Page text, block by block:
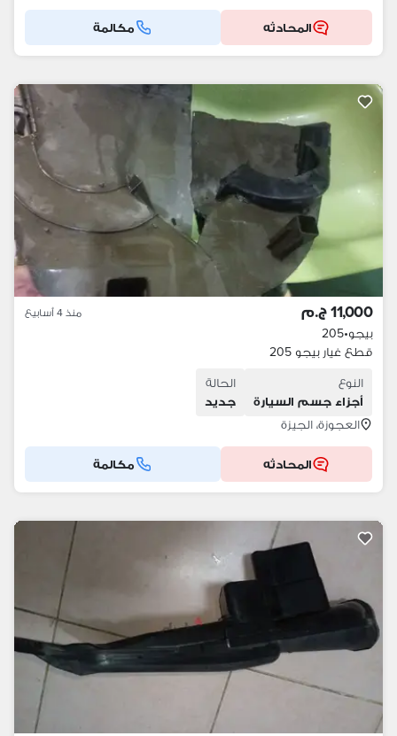
المحادثه مكالمة
11,000 ج.م منذ 4 أسابيع
بيجو•
205
قطع غيار بيجو 205
النوع
أجزاء جسم السيارة
الحالة
جديد
العجوزة، الجيزة
المحادثه مكالمة